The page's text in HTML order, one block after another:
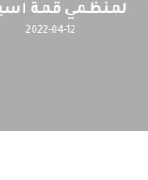
لمنظمي قمة اسيا...
2022-04-12